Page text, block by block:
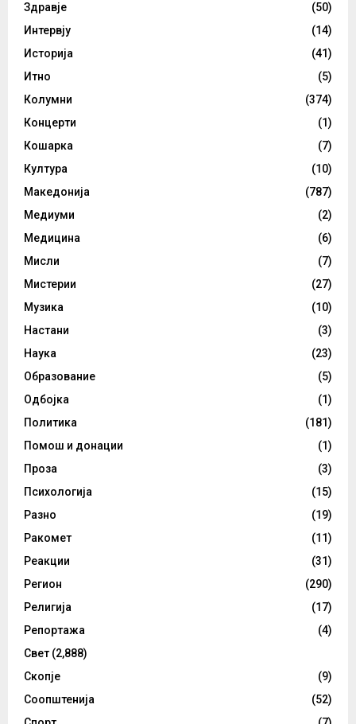
Здравје
(50)
Интервју
(14)
Историја
(41)
Итно
(5)
Колумни
(374)
Концерти
(1)
Кошарка
(7)
Култура
(10)
Македонија
(787)
Медиуми
(2)
Медицина
(6)
Мисли
(7)
Мистерии
(27)
Музика
(10)
Настани
(3)
Наука
(23)
Образование
(5)
Одбојка
(1)
Политика
(181)
Помош и донации
(1)
Проза
(3)
Психологија
(15)
Разно
(19)
Ракомет
(11)
Реакции
(31)
Регион
(290)
Религија
(17)
Репортажа
(4)
Свет (2,888)
Скопје
(9)
Соопштенија
(52)